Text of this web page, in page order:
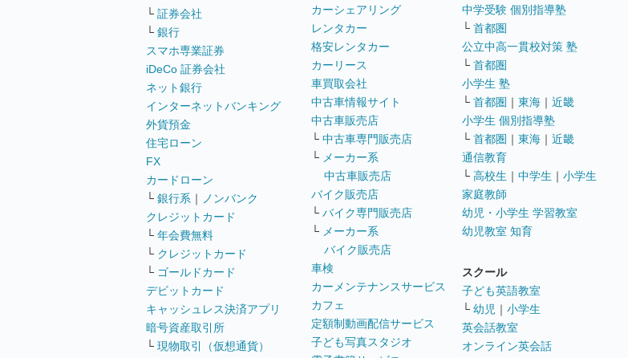
└ 証券会社
└ 銀行
スマホ専業証券
iDeCo 証券会社
ネット銀行
インターネットバンキング
外貨預金
住宅ローン
FX
カードローン
└ 銀行系 ｜
ノンバンク
クレジットカード
└ 年会費無料
└ クレジットカード
└ ゴールドカード
デビットカード
キャッシュレス決済アプリ
暗号資産取引所
└ 現物取引（仮想通貨）
カーシェアリング
レンタカー
格安レンタカー
カーリース
車買取会社
中古車情報サイト
中古車販売店
└ 中古車専門販売店
└ メーカー系
中古車販売店
バイク販売店
└ バイク専門販売店
└ メーカー系
バイク販売店
車検
カーメンテナンスサービス
カフェ
定額制動画配信サービス
子ども写真スタジオ
中学受験 個別指導塾
└ 首都圏
公立中高一貫校対策 塾
└ 首都圏
小学生 塾
└ 首都圏 ｜ 東海 ｜ 近畿
小学生 個別指導塾
└ 首都圏 ｜ 東海 ｜ 近畿
通信教育
└ 高校生 ｜ 中学生 ｜ 小学生
家庭教師
幼児・小学生 学習教室
幼児教室 知育
スクール
子ども英語教室
└ 幼児 ｜ 小学生
英会話教室
オンライン英会話